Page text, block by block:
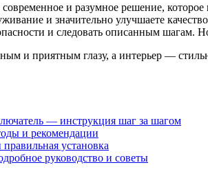
и разумное решение,
и значительно улучшаете
и следовать описанным шагам.
и приятным глазу, а интерьер —
— инструкция шаг за шагом
и рекомендации
установка
руководство и советы